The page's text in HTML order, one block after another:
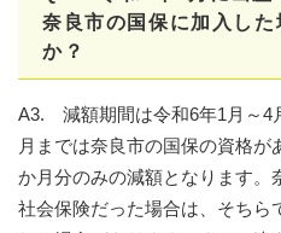
奈良市の国保に加入し
か？
A3. 減額期間は令和6年1月～4
月までは奈良市の国保の資格が
か月分のみの減額となります。
社会保険だった場合は、そちら